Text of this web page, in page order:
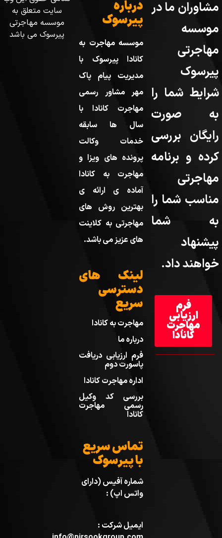
مشاوران ما در
موسسه
مهاجرتی
پیرسوک
شرایط شما را
به صورت
رایگان بررسی
کرده و برنامه
مهاجرتی
مناسب شما را
به شما
پیشنهاد
خواهند داد.
فرم
ارزیابی
مهاجرت
کانادا
درباره
پیرسوک
موسسه مهاجرت به
کانادا پیرسوک با
مدیریت پیام پاک
مهر مشاور رسمی
مهاجرت کانادا با
سال ها سابقه
خدمات وکالت
پرونده های ویزا و
مهاجرت به کانادا
آماده ی ارائه ی
بهترین روش های
مهاجرتی به کلاینت
های عزیز می باشد.
لینک های
دسترسی
سریع
مهاجرت به کانادا
درباره ما
فرم ارزیابی دریافت
پاسورت دوم
اداره مهاجرت کانادا
بررسی کد وکیل
رسمی مهاجرت
کانادا
تماس سریع
با پیرسوک
شماره آفیس (دارای
واتس اپ) :
ایمیل شرکت :
سایت متعلق به
موسسه مهاجرتی
پیرسوک می باشد